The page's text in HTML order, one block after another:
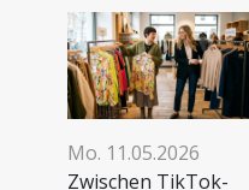
Mo. 11.05.2026
Zwischen TikTok-